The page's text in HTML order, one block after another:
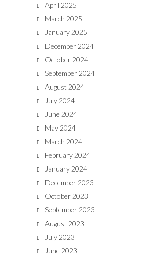
April 2025
March 2025
January 2025
December 2024
October 2024
September 2024
August 2024
July 2024
June 2024
May 2024
March 2024
February 2024
January 2024
December 2023
October 2023
September 2023
August 2023
July 2023
June 2023